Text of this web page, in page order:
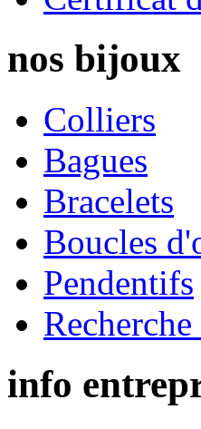
nos bijoux
Colliers
Bagues
Bracelets
Boucles
Pendentifs
info